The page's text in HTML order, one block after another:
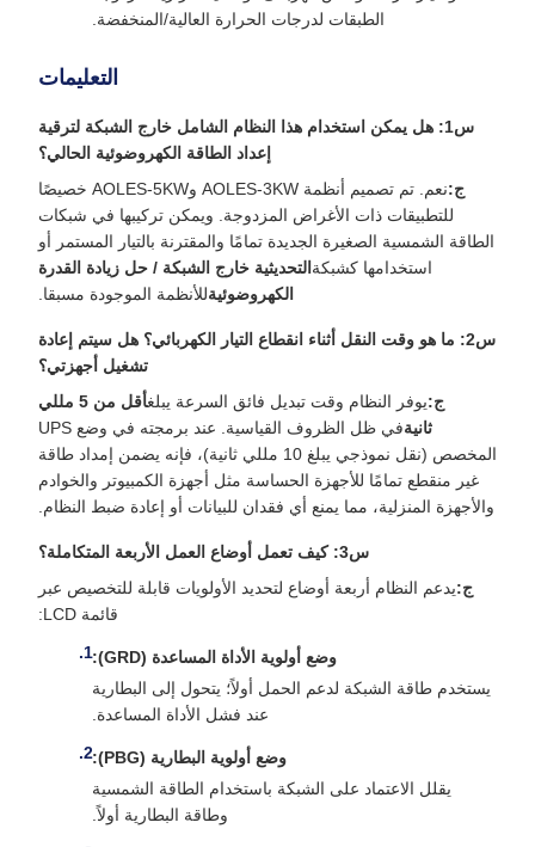
الطبقات لدرجات الحرارة العالية/المنخفضة.
التعليمات
س1: هل يمكن استخدام هذا النظام الشامل خارج الشبكة لترقية
إعداد الطاقة الكهروضوئية الحالي؟
ج:
نعم. تم تصميم أنظمة AOLES-3KW وAOLES-5KW خصيصًا
للتطبيقات ذات الأغراض المزدوجة. ويمكن تركيبها في شبكات
الطاقة الشمسية الصغيرة الجديدة تمامًا والمقترنة بالتيار المستمر أو
استخدامها كشبكة التحديثية خارج الشبكة / حل زيادة القدرة
الكهروضوئيةللأنظمة الموجودة مسبقا.
س2: ما هو وقت النقل أثناء انقطاع التيار الكهربائي؟ هل سيتم إعادة
تشغيل أجهزتي؟
ج:يوفر النظام وقت تبديل فائق السرعة يبلغ
أقل من 5 مللي
ثانية
في ظل الظروف القياسية. عند برمجته في وضع UPS
المخصص (نقل نموذجي يبلغ 10 مللي ثانية)، فإنه يضمن إمداد طاقة
غير منقطع تمامًا للأجهزة الحساسة مثل أجهزة الكمبيوتر والخوادم
والأجهزة المنزلية، مما يمنع أي فقدان للبيانات أو إعادة ضبط النظام.
س3: كيف تعمل أوضاع العمل الأربعة المتكاملة؟
ج:يدعم النظام أربعة أوضاع لتحديد الأولويات قابلة للتخصيص عبر
قائمة LCD:
وضع أولوية الأداة المساعدة (GRD):
يستخدم طاقة الشبكة لدعم الحمل أولاً؛ يتحول إلى البطارية
عند فشل الأداة المساعدة.
وضع أولوية البطارية (PBG):
يقلل الاعتماد على الشبكة باستخدام الطاقة الشمسية
وطاقة البطارية أولاً.